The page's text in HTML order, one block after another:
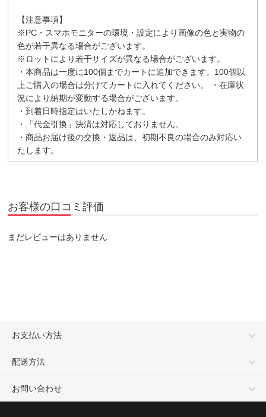
【注意事項】
※PC・スマホモニターの環境・設定により画像の色と実物の
色が若干異なる場合がございます。
※ロットにより若干サイズが異なる場合がございます。
・本商品は一度に100個までカートに追加できます。100個以
上ご購入の場合は分けてカートに入れてください。 ・在庫状
況により納期が変動する場合がございます。
・到着日時指定はいたしかねます。
・「代金引換」決済は対応しておりません。
・商品お届け後の交換・返品は、初期不良の場合のみ対応い
たします。
お客様の口コミ評価
まだレビューはありません
お支払い方法
配送方法
お問い合わせ